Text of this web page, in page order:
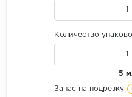
Количество
5
Запас на подрезку